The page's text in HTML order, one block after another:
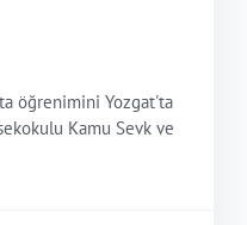
öğrenimini Yozgat'ta
Kamu Sevk ve